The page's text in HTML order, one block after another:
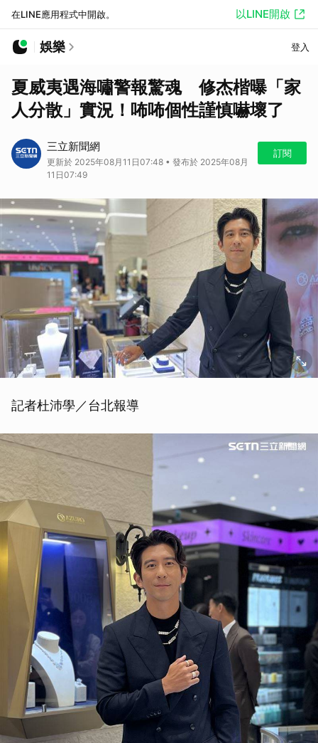
在LINE應用程式中開啟。 以LINE開啟
娛樂 登入
夏威夷遇海嘯警報驚魂 修杰楷曝「家
人分散」實況！咘咘個性謹慎嚇壞了
三立新聞網
更新於 2025年08月11日07:48 • 發布於 2025年08月
11日07:49
訂閱
記者杜沛學／台北報導